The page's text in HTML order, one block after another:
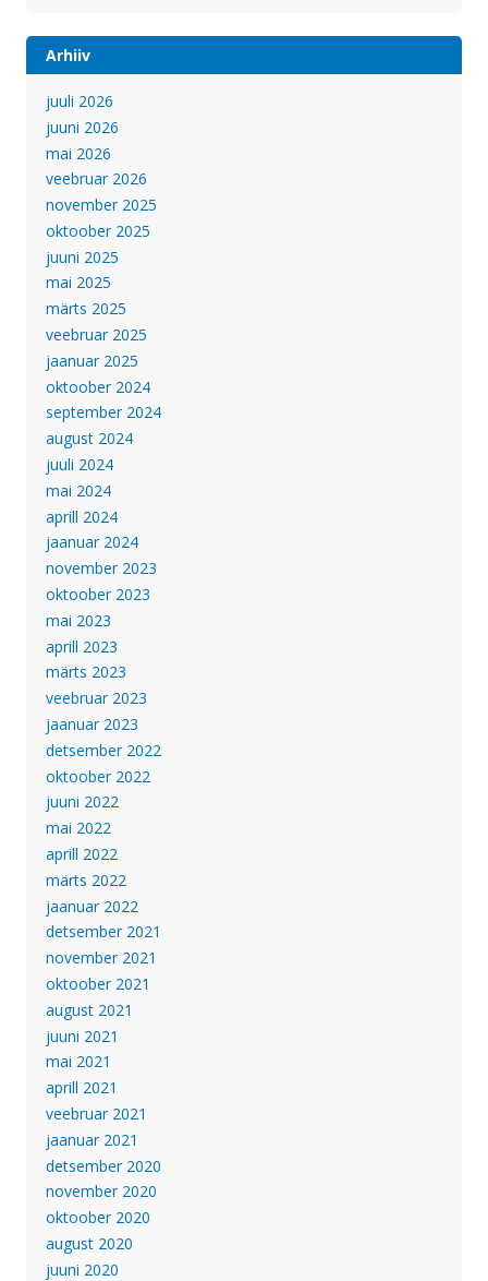
Arhiiv
juuli 2026
juuni 2026
mai 2026
veebruar 2026
november 2025
oktoober 2025
juuni 2025
mai 2025
märts 2025
veebruar 2025
jaanuar 2025
oktoober 2024
september 2024
august 2024
juuli 2024
mai 2024
aprill 2024
jaanuar 2024
november 2023
oktoober 2023
mai 2023
aprill 2023
märts 2023
veebruar 2023
jaanuar 2023
detsember 2022
oktoober 2022
juuni 2022
mai 2022
aprill 2022
märts 2022
jaanuar 2022
detsember 2021
november 2021
oktoober 2021
august 2021
juuni 2021
mai 2021
aprill 2021
veebruar 2021
jaanuar 2021
detsember 2020
november 2020
oktoober 2020
august 2020
juuni 2020